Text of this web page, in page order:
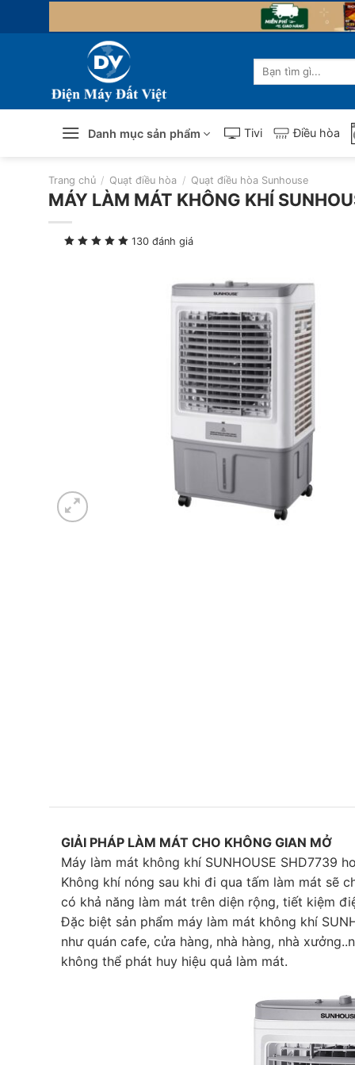
Tìm
kiếm:
Danh mục sản phẩm Tivi Điều hòa
Trang chủ / Quạt điều hòa / Quạt điều hòa Sunhouse
MÁY LÀM MÁT KHÔNG KHÍ
130 đánh giá
GIẢI PHÁP LÀM MÁT CHO KHÔNG GIAN MỞ
Máy làm mát không khí SUNHOUSE SHD7739
Không khí nóng sau khi đi qua tấm làm mát sẽ
có khả năng làm mát trên diện rộng, tiết kiệm
Đặc biệt sản phẩm máy làm mát không khí
như quán cafe, cửa hàng, nhà hàng, nhà
không thể phát huy hiệu quả làm mát.